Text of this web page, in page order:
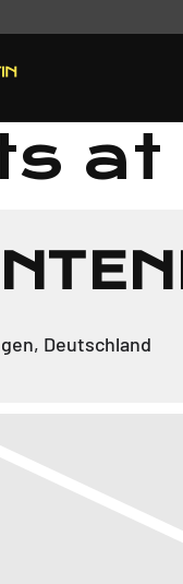
Deutschland